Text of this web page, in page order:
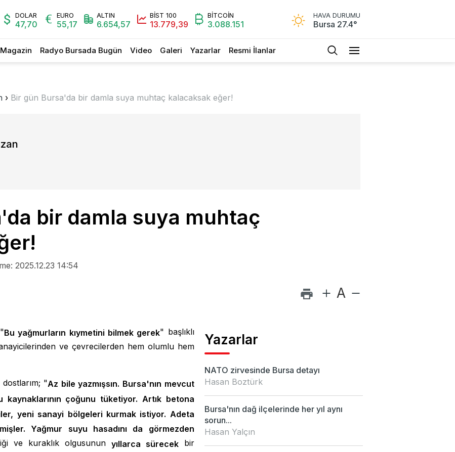
DOLAR
47,70
EURO
55,17
ALTIN
6.654,57
BİST 100
13.779,39
BİTCOİN
3.088.151
HAVA DURUMU
Bursa 27.4°
Magazin Radyo Bursada Bugün Video Galeri Yazarlar Resmi İlanlar
› Bir gün Bursa'da bir damla suya muhtaç kalacaksak eğer!
bir damla suya muhtaç
eğer!
2025.12.23 14:54
A
Bu yağmurların kıymetini bilmek gerek" başlıklı
ve çevrecilerden hem olumlu hem
dostlarım; "Az bile yazmışsın. Bursa'nın mevcut
çoğunu tüketiyor. Artık betona
yeni sanayi bölgeleri kurmak istiyor. Adeta
Yağmur suyu hasadını da görmezden
ve kuraklık olgusunun yıllarca sürecekbir
Yazarlar
NATO zirvesinde Bursa detayı
Hasan Boztürk
Bursa'nın dağ ilçelerinde her yıl aynı
sorun...
Hasan Yalçın